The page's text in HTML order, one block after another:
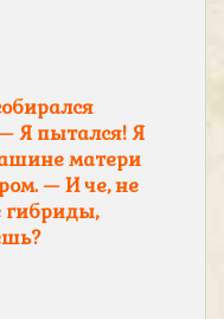
Я пытался! Я
матери
— И че, не